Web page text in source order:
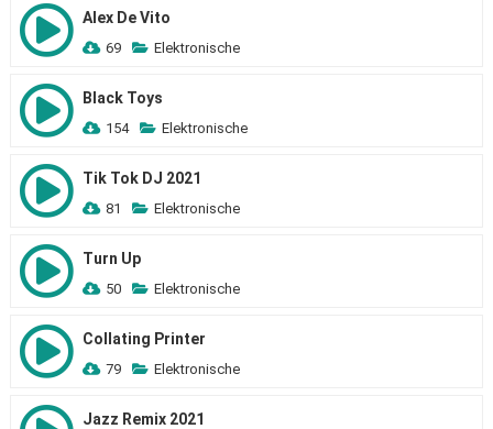
Alex De Vito
69 Elektronische
Black Toys
154 Elektronische
Tik Tok DJ 2021
81 Elektronische
Turn Up
50 Elektronische
Collating Printer
79 Elektronische
Jazz Remix 2021